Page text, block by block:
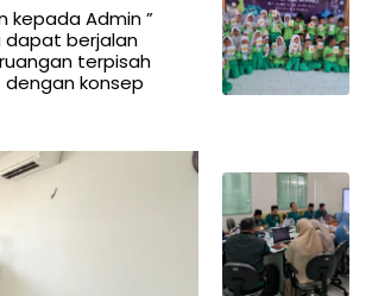
kepada Admin ”
dapat berjalan
terpisah
konsep